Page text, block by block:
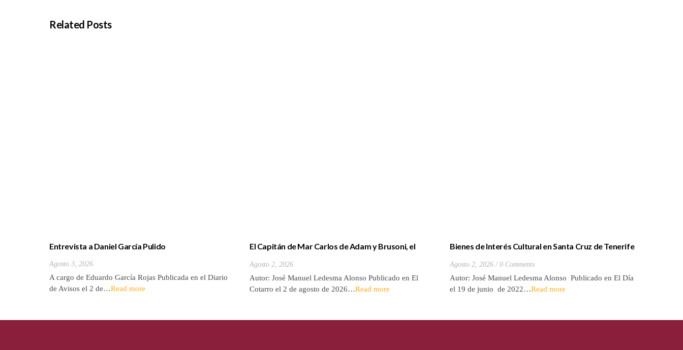
Related Posts
Entrevista a Daniel García Pulido
Agosto 3, 2026
A cargo de Eduardo García Rojas Publicada en el Diario
de Avisos el 2 de…Read more
El Capitán de Mar Carlos de Adam y Brusoni, el
Agosto 2, 2026
Autor: José Manuel Ledesma Alonso Publicado en El
Cotarro el 2 de agosto de 2026…Read more
Bienes de Interés Cultural en Santa Cruz de Tenerife
Agosto 2, 2026 0 Comments
Autor: José Manuel Ledesma Alonso Publicado en El Día
el 19 de junio de 2022…Read more